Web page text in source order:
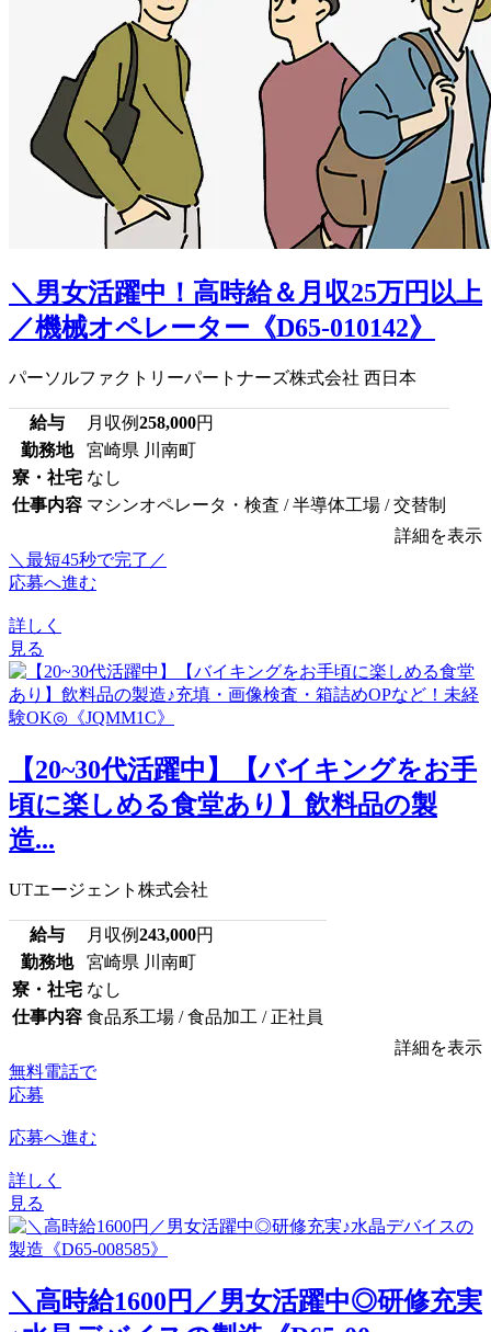
＼男女活躍中！高時給＆月収25万円以上
／機械オペレーター《D65-010142》
パーソルファクトリーパートナーズ株式会社 西日本
給与 月収例258,000円
勤務地
宮崎県 川南町
寮・社宅 なし
仕事内容 マシンオペレータ・検査 / 半導体工場 / 交替制
詳細を表示
＼最短45秒で完了／
応募へ進む
詳しく
見る
【20~30代活躍中】【バイキングをお手
頃に楽しめる食堂あり】飲料品の製
造...
UTエージェント株式会社
給与 月収例243,000円
勤務地
宮崎県 川南町
寮・社宅 なし
仕事内容 食品系工場 / 食品加工 / 正社員
詳細を表示
無料電話で
応募
応募へ進む
詳しく
見る
＼高時給1600円／男女活躍中◎研修充実